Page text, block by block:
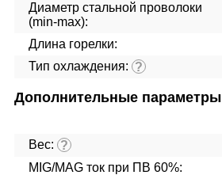
Диаметр стальной проволоки
(min-max):
Длина горелки:
Тип охлаждения: ?
Дополнительные параметры
Вес: ?
MIG/MAG ток при ПВ 60%: